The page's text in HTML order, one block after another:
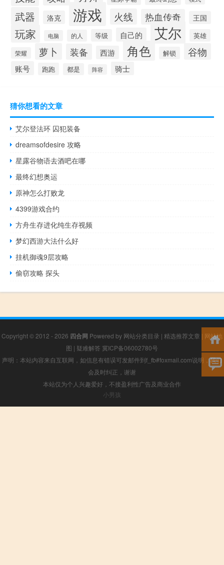
武器 洛克 游戏 火线 热血传奇 王国
玩家 电脑 的人 等级 自己的 艾尔 英雄
荣耀 萝卜 装备 西游 角色 解锁 谷物
账号 跑跑 都是 阵容 骑士
猜你想看的文章
艾尔登法环 囚犯装备
dreamsofdesire 攻略
星露谷物语去酒吧在哪
最终幻想奥运
原神怎么打败龙
4399游戏合约
方舟生存进化纯生存视频
梦幻西游大法什么好
挂机御魂9层攻略
偷窃攻略 探头
Copyright © 2012 - 2026 四合网 Powered by 网站分类目录 | 精选推荐文章 | 网站地
图 | 疑难解答 冀ICP备06002780号
声明：本站内容来自互联网，如信息有错误可发邮件到f_fb#foxmail.com说明，我们
会及时纠正，谢谢
本站仅为个人兴趣爱好，不接盈利性广告及商业合作
小男孩